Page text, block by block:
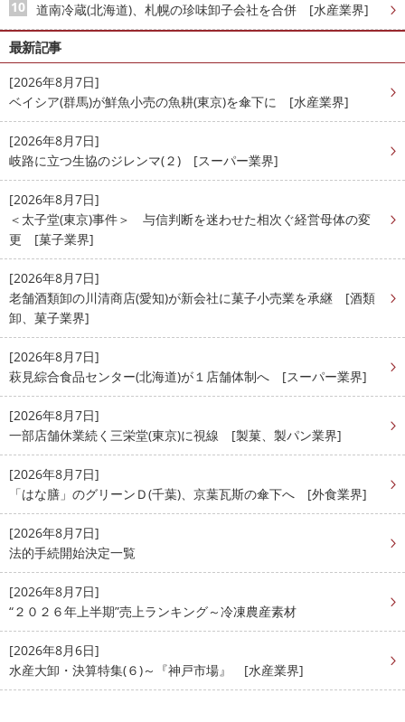
道南冷蔵(北海道)、札幌の珍味卸子会社を合併 [水産業界]
最新記事
[2026年8月7日]
ベイシア(群馬)が鮮魚小売の魚耕(東京)を傘下に [水産業界]
[2026年8月7日]
岐路に立つ生協のジレンマ(２) [スーパー業界]
[2026年8月7日]
＜太子堂(東京)事件＞ 与信判断を迷わせた相次ぐ経営母体の変
更 [菓子業界]
[2026年8月7日]
老舗酒類卸の川清商店(愛知)が新会社に菓子小売業を承継 [酒類
卸、菓子業界]
[2026年8月7日]
萩見綜合食品センター(北海道)が１店舗体制へ [スーパー業界]
[2026年8月7日]
一部店舗休業続く三栄堂(東京)に視線 [製菓、製パン業界]
[2026年8月7日]
「はな膳」のグリーンＤ(千葉)、京葉瓦斯の傘下へ [外食業界]
[2026年8月7日]
法的手続開始決定一覧
[2026年8月7日]
“２０２６年上半期”売上ランキング～冷凍農産素材
[2026年8月6日]
水産大卸・決算特集(６)～『神戸市場』 [水産業界]